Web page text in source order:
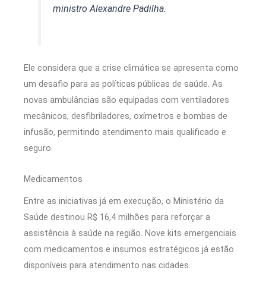
ministro Alexandre Padilha.
Ele considera que a crise climática se apresenta como
um desafio para as políticas públicas de saúde. As
novas ambulâncias são equipadas com ventiladores
mecânicos, desfibriladores, oxímetros e bombas de
infusão, permitindo atendimento mais qualificado e
seguro.
Medicamentos
Entre as iniciativas já em execução, o Ministério da
Saúde destinou R$ 16,4 milhões para reforçar a
assistência à saúde na região. Nove kits emergenciais
com medicamentos e insumos estratégicos já estão
disponíveis para atendimento nas cidades.